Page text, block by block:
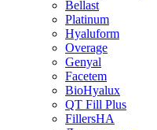
Bellast
Platinum
Hyaluform
Overage
Genyal
Facetem
BioHyalux
QT Fill Plus
FillersHA